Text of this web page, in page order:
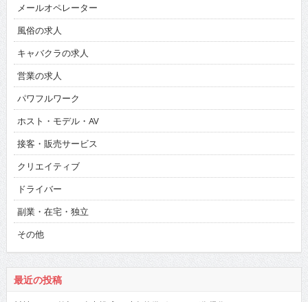
メールオペレーター
風俗の求人
キャバクラの求人
営業の求人
パワフルワーク
ホスト・モデル・AV
接客・販売サービス
クリエイティブ
ドライバー
副業・在宅・独立
その他
最近の投稿